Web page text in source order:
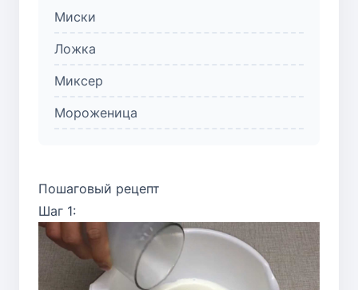
Миски
Ложка
Миксер
Мороженица
Пошаговый рецепт
Шаг 1: